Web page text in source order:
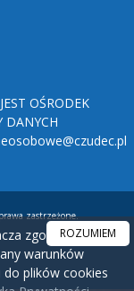
OŚRODEK
DANYCH
zastrzeżone.
zgodę na
warunków
do plików cookies
ROZUMIEM